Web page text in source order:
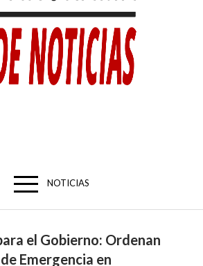
NOTICIAS
el Gobierno: Ordenan
Emergencia en